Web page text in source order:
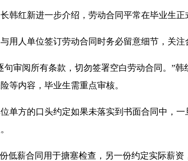
韩红新进一步介绍，劳动合同平常在毕业生
用人单位签订劳动合同时务必留意细节，关
句审阅所有条款，切勿签署空白劳动合同。”
等内容，毕业生需重点审核。
单方的口头约定如果未落实到书面合同中，
低薪合同用于搪塞检查，另一份约定实际薪